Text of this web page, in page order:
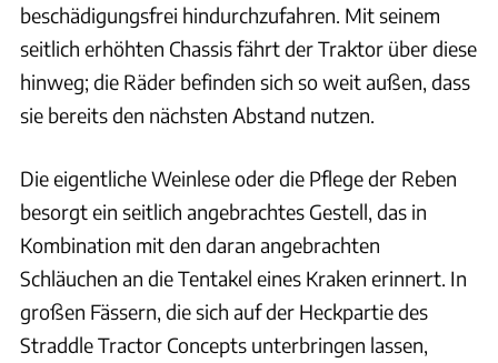
beschädigungsfrei hindurchzufahren. Mit seinem
seitlich erhöhten Chassis fährt der Traktor über diese
hinweg; die Räder befinden sich so weit außen, dass
sie bereits den nächsten Abstand nutzen.
Die eigentliche Weinlese oder die Pflege der Reben
besorgt ein seitlich angebrachtes Gestell, das in
Kombination mit den daran angebrachten
Schläuchen an die Tentakel eines Kraken erinnert. In
großen Fässern, die sich auf der Heckpartie des
Straddle Tractor Concepts unterbringen lassen,